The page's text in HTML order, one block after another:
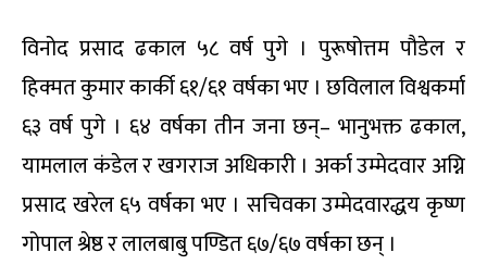
विनोद प्रसाद ढकाल ५८ वर्ष पुगे । पुरूषोत्तम पौडेल र
हिक्मत कुमार कार्की ६१/६१ वर्षका भए । छविलाल विश्वकर्मा
६३ वर्ष पुगे । ६४ वर्षका तीन जना छन्– भानुभक्त ढकाल,
यामलाल कंडेल र खगराज अधिकारी । अर्का उम्मेदवार अग्नि
प्रसाद खरेल ६५ वर्षका भए । सचिवका उम्मेदवारद्धय कृष्ण
गोपाल श्रेष्ठ र लालबाबु पण्डित ६७/६७ वर्षका छन् ।